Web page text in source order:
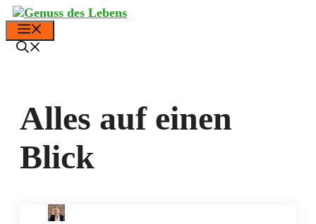
Zum
Inhalt
springen
Alles auf einen
Blick